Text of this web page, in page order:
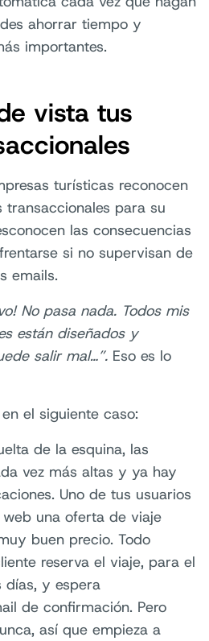
ahorrar tiempo y
importantes.
vista tus
turísticas reconocen
para su
las consecuencias
si no supervisan de
emails.
No pasa nada. Todos mis
están diseñados y
salir mal…”. Eso es lo
el siguiente caso:
de la esquina, las
vez más altas y ya hay
Uno de tus usuarios
una oferta de viaje
buen precio. Todo
reserva el viaje, para el
días, y espera
de confirmación. Pero
así que empieza a